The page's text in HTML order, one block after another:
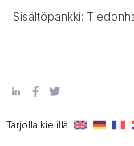
Sisältöpankki:
Tarjolla kielillä: